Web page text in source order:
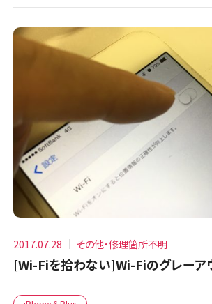
2017.07.28 その他・修理箇所不明
[Wi-Fiを拾わない]Wi-Fiのグレーア